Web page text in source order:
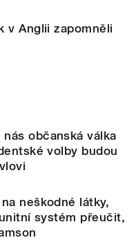
v Anglii zapomněli
občanská válka
volby budou
neškodné látky,
systém přeučit,